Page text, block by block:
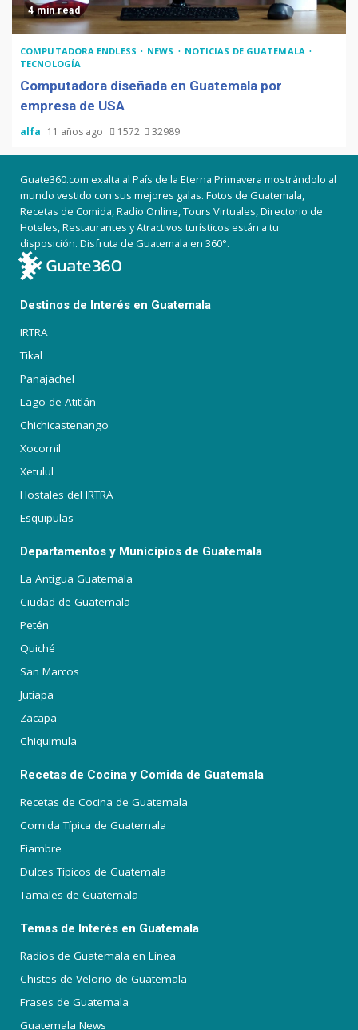
4 min read
COMPUTADORA ENDLESS NEWS
NOTICIAS DE GUATEMALA
TECNOLOGÍA
Computadora diseñada en Guatemala por
empresa de USA
alfa 11 años ago 1572 32989
Guate360.com exalta al País de la Eterna Primavera mostrándolo al
mundo vestido con sus mejores galas. Fotos de Guatemala,
Recetas de Comida, Radio Online, Tours Virtuales, Directorio de
Hoteles, Restaurantes y Atractivos turísticos están a tu
disposición. Disfruta de Guatemala en 360°.
Destinos de Interés en Guatemala
IRTRA
Tikal
Panajachel
Lago de Atitlán
Chichicastenango
Xocomil
Xetulul
Hostales del IRTRA
Esquipulas
Departamentos y Municipios de Guatemala
La Antigua Guatemala
Ciudad de Guatemala
Petén
Quiché
San Marcos
Jutiapa
Zacapa
Chiquimula
Recetas de Cocina y Comida de Guatemala
Recetas de Cocina de Guatemala
Comida Típica de Guatemala
Fiambre
Dulces Típicos de Guatemala
Tamales de Guatemala
Temas de Interés en Guatemala
Radios de Guatemala en Línea
Chistes de Velorio de Guatemala
Frases de Guatemala
Guatemala News